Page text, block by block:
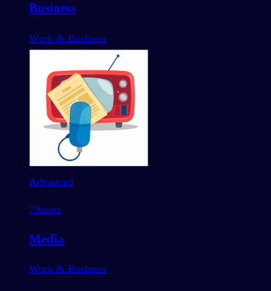
Business
Work & Business
Advanced
79mots
Media
Work & Business